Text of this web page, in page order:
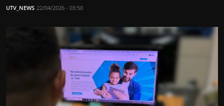
UTV_NEWS 22/04/2026 - 03:50